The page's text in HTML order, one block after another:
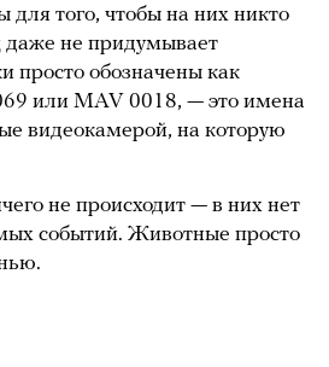
для того, чтобы на них никто
даже не придумывает
просто обозначены как
или MAV 0018, — это имена
видеокамерой, на которую
не происходит — в них нет
событий. Животные просто